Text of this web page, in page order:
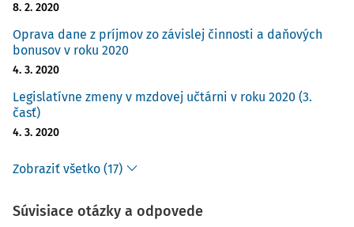
8. 2. 2020
Oprava dane z príjmov zo závislej činnosti a daňových
bonusov v roku 2020
4. 3. 2020
Legislatívne zmeny v mzdovej učtárni v roku 2020 (3.
časť)
4. 3. 2020
Zobraziť všetko (17)
Súvisiace otázky a odpovede